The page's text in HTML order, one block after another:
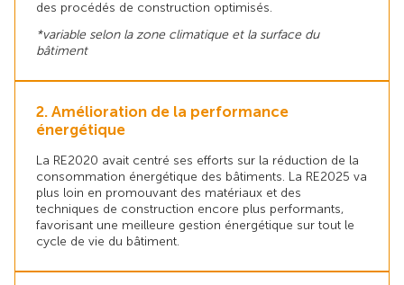
des procédés de construction optimisés.
*variable selon la zone climatique et la surface du
bâtiment
2. Amélioration de la performance
énergétique
La RE2020 avait centré ses efforts sur la réduction de la
consommation énergétique des bâtiments. La RE2025 va
plus loin en promouvant des matériaux et des
techniques de construction encore plus performants,
favorisant une meilleure gestion énergétique sur tout le
cycle de vie du bâtiment.